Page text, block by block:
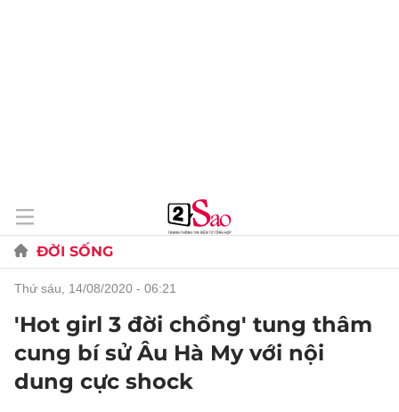
ĐỜI SỐNG
thứ sáu, 14/08/2020 - 06:21
'Hot girl 3 đời chồng' tung thâm
cung bí sử Âu Hà My với nội
dung cực shock